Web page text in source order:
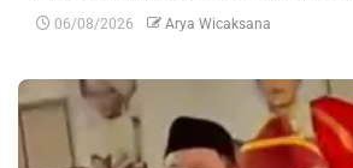
06/08/2026 Arya Wicaksana